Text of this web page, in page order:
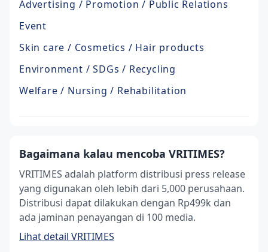
Advertising / Promotion / Public Relations
Event
Skin care / Cosmetics / Hair products
Environment / SDGs / Recycling
Welfare / Nursing / Rehabilitation
Bagaimana kalau mencoba VRITIMES?
VRITIMES adalah platform distribusi press release
yang digunakan oleh lebih dari 5,000 perusahaan.
Distribusi dapat dilakukan dengan Rp499k dan
ada jaminan penayangan di 100 media.
Lihat detail VRITIMES